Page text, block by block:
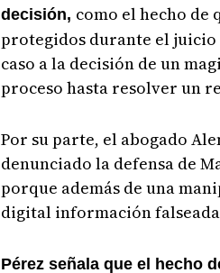
decisión, como el hecho
protegidos durante el juicio
caso a la decisión de un
proceso hasta resolver un
Por su parte, el abogado
denunciado la defensa de
porque además de una
digital información
Pérez señala que el hecho